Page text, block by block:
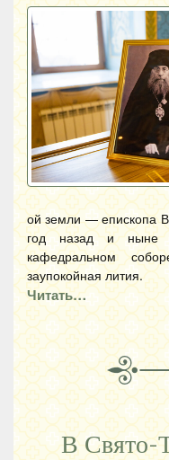
ой земли — епископа
год назад и ныне
кафедральном
заупокойная лития.
Читать…
В Свято-